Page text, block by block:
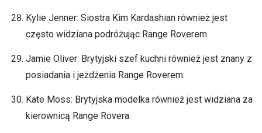
Kylie Jenner: Siostra Kim Kardashian również jest
często widziana podróżując Range Roverem.
Jamie Oliver: Brytyjski szef kuchni również jest znany z
posiadania i jeżdżenia Range Roverem.
Kate Moss: Brytyjska modelka również jest widziana za
kierownicą Range Rovera.